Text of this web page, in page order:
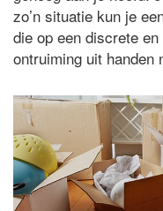
zo’n situatie kun je
die op een discrete
ontruiming uit handen